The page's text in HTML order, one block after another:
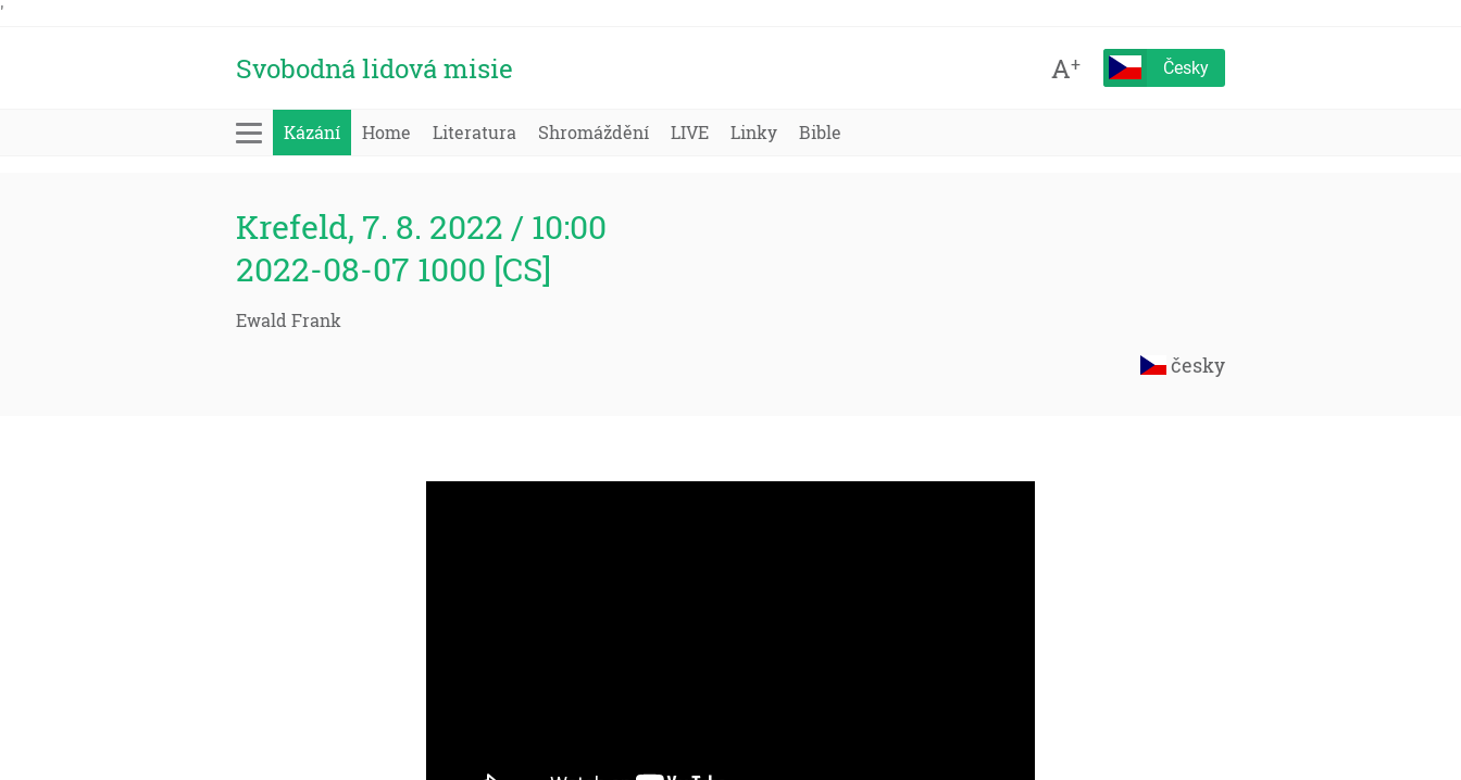
'
Svobodná lidová misie A+ Česky
Kázání Home Literatura Shromáždění LIVE Linky Bible
Krefeld, 7. 8. 2022 / 10:00
2022-08-07 1000 [CS]
Ewald Frank
česky